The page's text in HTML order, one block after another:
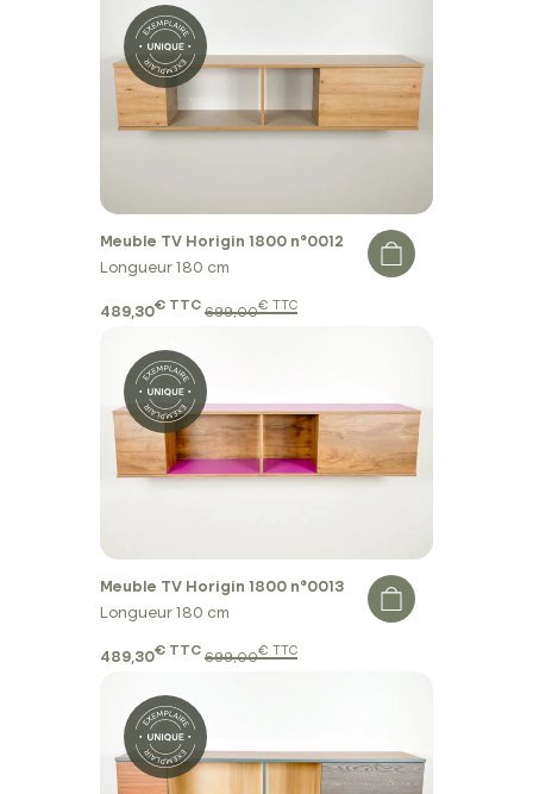
Meuble TV Horigin 1800 n°0012
Longueur 180 cm
489,30€ TTC
699,00
€ TTC
Meuble TV Horigin 1800 n°0013
Longueur 180 cm
489,30€ TTC
699,00
€ TTC